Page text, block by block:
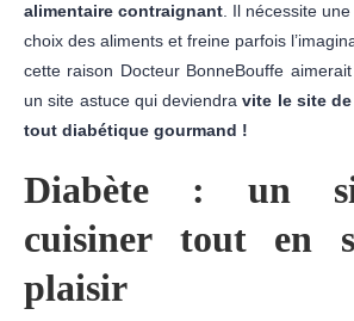
alimentaire contraignant. Il nécessite
choix des aliments et freine parfois
cette raison Docteur BonneBouffe
un site astuce qui deviendravite le site
tout diabétique gourmand !
Diabète : un
cuisiner tout en
plaisir